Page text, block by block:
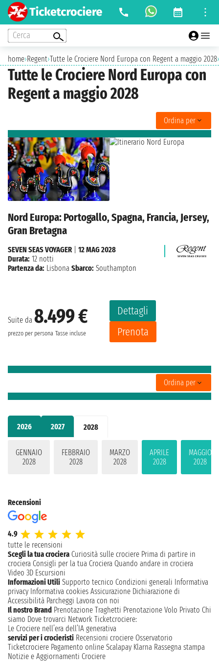
Cerca
home›Regent›Tutte le Crociere Nord Europa con Regent a maggio 2028›
Tutte le Crociere Nord Europa con
Regent a maggio 2028
2026 2027 2028
GENNAIO
2028
FEBBRAIO
2028
MARZO
2028
APRILE
2028
MAGGIO
2028
Ordina per
Nord Europa: Portogallo, Spagna, Francia, Jersey,
Gran Bretagna
Suite da 8.499 €
prezzo per persona Tasse incluse
Dettagli
Prenota
SEVEN SEAS VOYAGER
12 MAG 2028
Durata: 12 notti
Partenza da: Lisbona Sbarco: Southampton
Ordina per
Recensioni
4.9
tutte le recensioni
Scegli la tua crociera Curiosità sulle crociere Prima di partire in
crociera Consigli per la tua Crociera Quando andare in crociera
Video 3D Escursioni
Informazioni Utili Supporto tecnico Condizioni generali Informativa
privacy Informativa cookies Assicurazione Dichiarazione di
Accessibilità Parcheggi Lavora con noi
Il nostro Brand Prenotazione Traghetti Prenotazione Volo Privato Chi
siamo Dove trovarci Network Ticketcrociere:
Le Crociere nell’era dell’IA generativa
servizi per i crocieristi Recensioni crociere Osservatorio
Ticketcrociere Pagamento online Scalapay Klarna Rassegna stampa
Notizie e Aggiornamenti Crociere